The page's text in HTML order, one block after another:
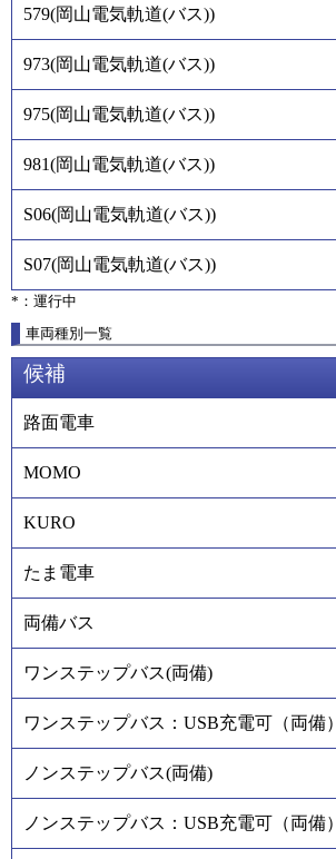
579(岡山電気軌道(バス))
973(岡山電気軌道(バス))
975(岡山電気軌道(バス))
981(岡山電気軌道(バス))
S06(岡山電気軌道(バス))
S07(岡山電気軌道(バス))
*：運行中
車両種別一覧
候補
路面電車
MOMO
KURO
たま電車
両備バス
ワンステップバス(両備)
ワンステップバス：USB充電可（両備）
ノンステップバス(両備)
ノンステップバス：USB充電可（両備）